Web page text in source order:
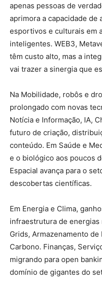
apenas pessoas de
aprimora a capacidade de
esportivos e culturais em
inteligentes. WEB3,
têm custo alto, mas a
vai trazer a sinergia que
Na Mobilidade, robôs e
prolongado com novas
Notícia e Informação, IA,
futuro de criação,
conteúdo. Em Saúde e
e o biológico aos poucos
Espacial avança para o
descobertas científicas.
Em Energia e Clima,
infraestrutura de
Grids, Armazenamento
Carbono. Finanças,
migrando para open
domínio de gigantes do